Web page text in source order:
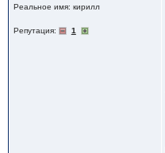
Реальное имя: кирилл
Репутация: 1